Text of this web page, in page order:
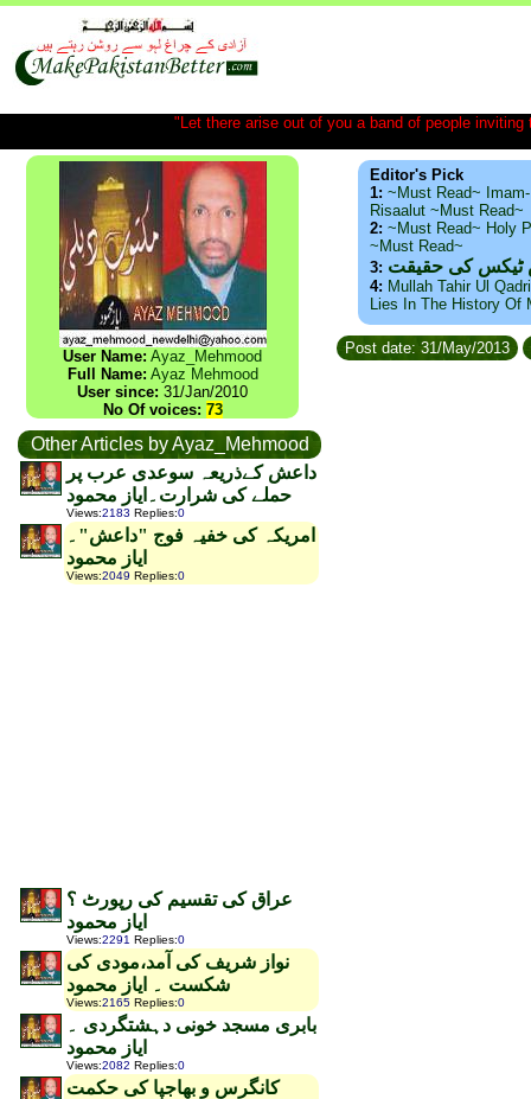
"Let there arise out of you a band of people
User Name: Ayaz_Mehmood
Full Name: Ayaz Mehmood
User since: 31/Jan/2010
No Of voices: 73
Other Articles by Ayaz_Mehmood
داعش کےذریعہ سوعدی عرب پر
حملے کی شرارت۔ایاز محمود
Views:2183 Replies:0
امریکہ کی خفیہ فوج "داعش"۔
ایاز محمود
Views:2049 Replies:0
عراق کی تقسیم کی رپورٹ ؟
ایاز محمود
Views:2291 Replies:0
نواز شریف کی آمد،مودی کی
شکست ۔ ایاز محمود
Views:2165 Replies:0
بابری مسجد خونی دہشتگردی ۔
ایاز محمود
Views:2082 Replies:0
کانگرس و بھاجپا کی حکمت
Editor's Pick
1: ~Must Read~
Risaalut ~Must Read~
2: ~Must Read~ Holy
~Must Read~
3: ٹیکس کی حقیقت
4: Mullah Tahir Ul
Lies In The History Of
Post date: 31/May/2013